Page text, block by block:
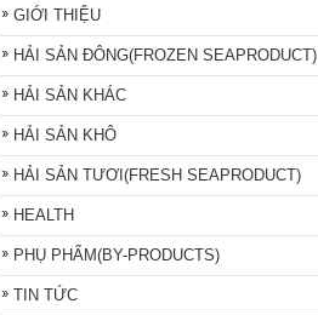
GIỚI THIỆU
HẢI SẢN ĐÔNG(FROZEN SEAPRODUCT)
HẢI SẢN KHÁC
HẢI SẢN KHÔ
HẢI SẢN TƯƠI(FRESH SEAPRODUCT)
HEALTH
PHỤ PHẨM(BY-PRODUCTS)
TIN TỨC